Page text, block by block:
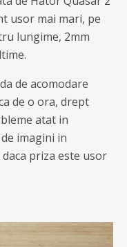
usor mai mari, pe
lungime, 2mm
de acomodare
de o ora, drept
atat in
imagini in
priza este usor